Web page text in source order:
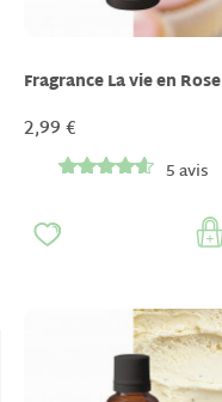
Fragrance La vie en Rose
2,99 €
5 avis